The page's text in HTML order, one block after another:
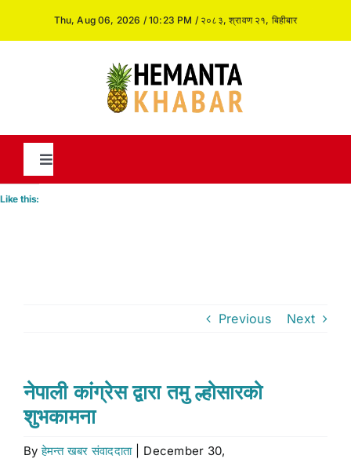
Thu, Aug 06, 2026 / 10:23 PM / २०८३, श्रावण २१, बिहीबार
Toggle
Navigation
Stock market
Like this:
Previous Next
नेपाली कांग्रेस द्वारा तमु ल्होसारको
शुभकामना
Byहेमन्त खबर संवाददाता
December 30,